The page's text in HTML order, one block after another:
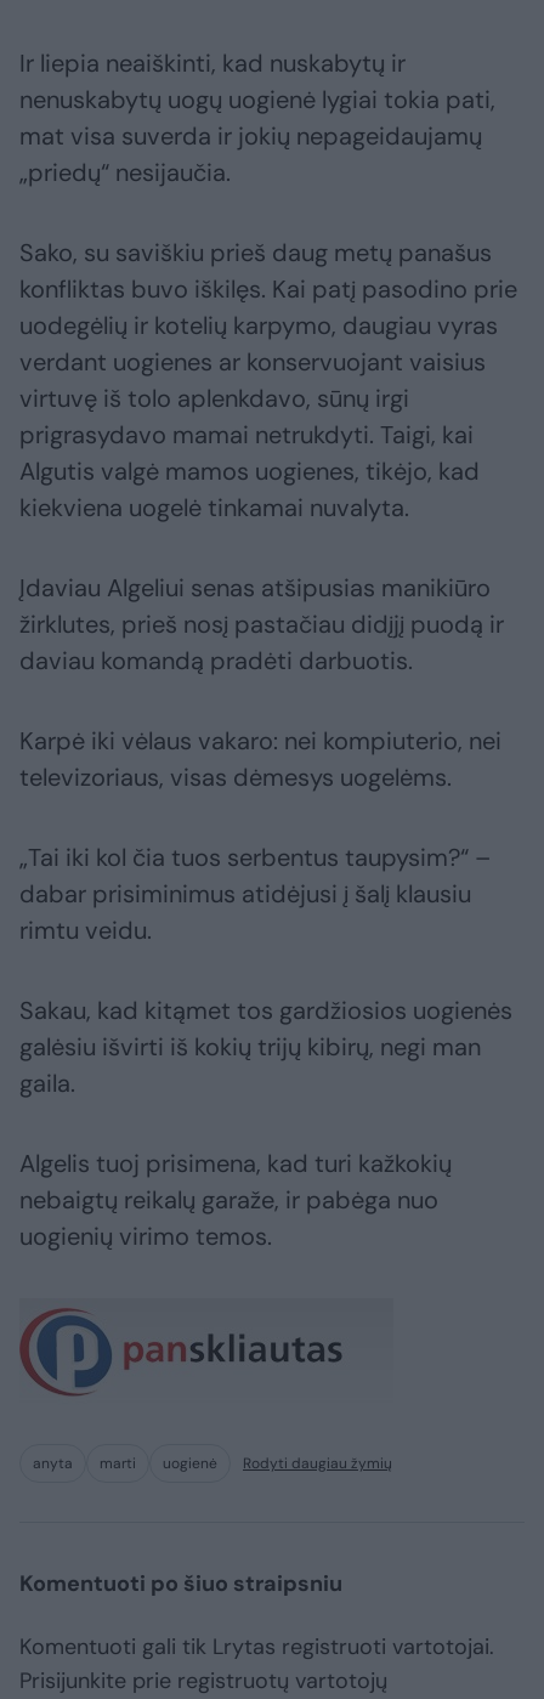
Ir liepia neaiškinti, kad nuskabytų ir
nenuskabytų uogų uogienė lygiai tokia pati,
mat visa suverda ir jokių nepageidaujamų
„priedų“ nesijaučia.
Sako, su saviškiu prieš daug metų panašus
konfliktas buvo iškilęs. Kai patį pasodino prie
uodegėlių ir kotelių karpymo, daugiau vyras
verdant uogienes ar konservuojant vaisius
virtuvę iš tolo aplenkdavo, sūnų irgi
prigrasydavo mamai netrukdyti. Taigi, kai
Algutis valgė mamos uogienes, tikėjo, kad
kiekviena uogelė tinkamai nuvalyta.
Įdaviau Algeliui senas atšipusias manikiūro
žirklutes, prieš nosį pastačiau didįjį puodą ir
daviau komandą pradėti darbuotis.
Karpė iki vėlaus vakaro: nei kompiuterio, nei
televizoriaus, visas dėmesys uogelėms.
„Tai iki kol čia tuos serbentus taupysim?“ –
dabar prisiminimus atidėjusi į šalį klausiu
rimtu veidu.
Sakau, kad kitąmet tos gardžiosios uogienės
galėsiu išvirti iš kokių trijų kibirų, negi man
gaila.
Algelis tuoj prisimena, kad turi kažkokių
nebaigtų reikalų garaže, ir pabėga nuo
uogienių virimo temos.
anyta marti uogienė Rodyti daugiau žymių
Komentuoti po šiuo straipsniu
Komentuoti gali tik Lrytas registruoti vartotojai.
Prisijunkite prie registruotų vartotojų